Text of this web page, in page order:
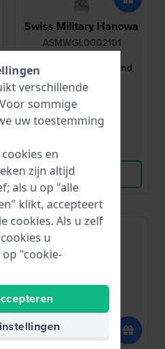
Swiss Military Hanowa
ASMWGL0002101
roestvrijstalen armband
€ 141,-
● Op voorraad
Bekijk Product
verschillende
sommige
uw toestemming
en
zijn altijd
als u op "alle
klikt, accepteert
cookies. Als u zelf
u
"cookie-